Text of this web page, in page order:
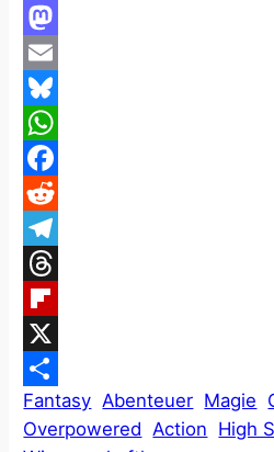
Mastodon
Email
Bluesky
WhatsApp
Facebook
Reddit
Telegram
Threads
Flipboard
X
Teilen
Fantasy Abenteuer Magie
Overpowered Action High